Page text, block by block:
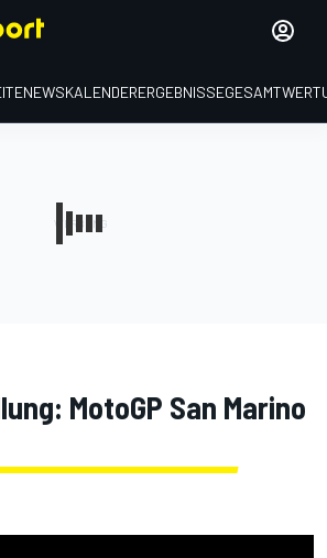
NEWSKALENDERERGEBNISSE
MotoGP San Marino